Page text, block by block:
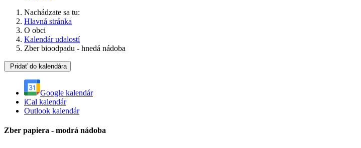
Nachádzate sa tu:
Hlavná stránka
O obci
Kalendár udalostí
Zber bioodpadu - hnedá nádoba
Pridať do kalendára
Google kalendár
iCal kalendár
Outlook kalendár
Zber papiera - modrá nádoba